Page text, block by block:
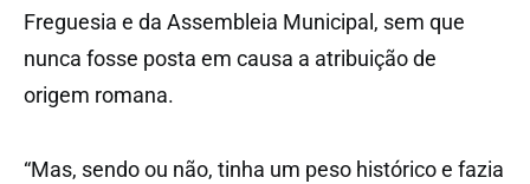
Freguesia e da Assembleia Municipal, sem que
nunca fosse posta em causa a atribuição de
origem romana.
“Mas, sendo ou não, tinha um peso histórico e fazia